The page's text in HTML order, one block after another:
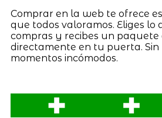
Comprar en la web te ofrece
que todos valoramos. Eliges lo
compras y recibes un paquete
directamente en tu puerta. Sin
momentos incómodos.